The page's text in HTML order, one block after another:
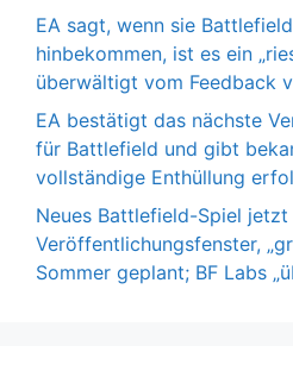
EA sagt, wenn sie
hinbekommen, ist es ein
überwältigt vom Feedback
EA bestätigt das nächste
für Battlefield und gibt
vollständige Enthüllung
Neues Battlefield-Spiel jetzt
Veröffentlichungsfenster,
Sommer geplant; BF Labs